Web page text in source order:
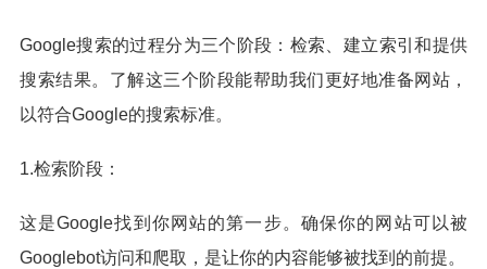
Google搜索的过程分为三个阶段：检索、建立索引和提供
搜索结果。了解这三个阶段能帮助我们更好地准备网站，
以符合Google的搜索标准。
1.检索阶段：
这是Google找到你网站的第一步。确保你的网站可以被
Googlebot访问和爬取，是让你的内容能够被找到的前提。